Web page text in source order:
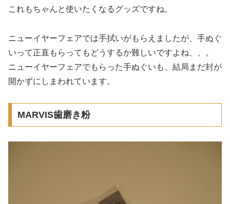
これもちゃんと使いたくなるグッズですね。
ニューイヤーフェアでは手拭いがもらえましたが、手ぬぐ
いって正直もらってもどうするか難しいですよね、、。
ニューイヤーフェアでもらった手ぬぐいも、結局まだ封が
開かずにしまわれています。
MARVIS歯磨き粉